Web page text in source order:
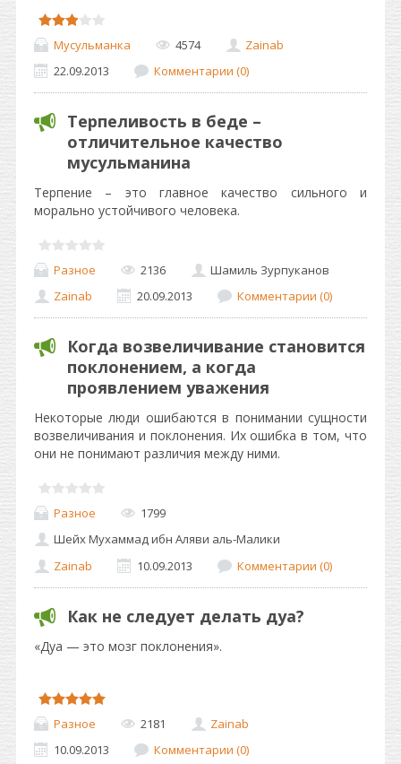
Мусульманка 4574
Zainab
22.09.2013
Комментарии (0)
Терпеливость в беде –
отличительное качество
мусульманина
Терпение – это главное качество сильного и
морально устойчивого человека.
Разное 2136
Шамиль Зурпуканов
Zainab
20.09.2013 Комментарии (0)
Когда возвеличивание становится
поклонением, а когда
проявлением уважения
Некоторые люди ошибаются в понимании сущности
возвеличивания и поклонения. Их ошибка в том, что
они не понимают различия между ними.
Разное
1799
Шейх Мухаммад ибн Аляви аль-Малики
Zainab
10.09.2013 Комментарии (0)
Как не следует делать дуа?
«Дуа — это мозг поклонения».
Разное 2181
Zainab
10.09.2013
Комментарии (0)